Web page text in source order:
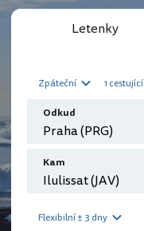
Letenky
Zpáteční 1 cestující
Odkud
Kam
Flexibilní ± 3 dny